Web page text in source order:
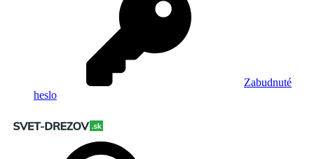
Zabudnuté
heslo